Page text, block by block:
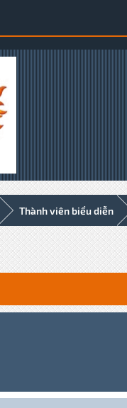
Thành viên biểu diễn